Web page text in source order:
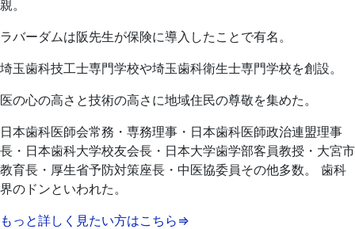
親。
ラバーダムは阪先生が保険に導入したことで有名。
埼玉歯科技工士専門学校や埼玉歯科衛生士専門学校を創設。
医の心の高さと技術の高さに地域住民の尊敬を集めた。
日本歯科医師会常務・専務理事・日本歯科医師政治連盟理事
長・日本歯科大学校友会長・日本大学歯学部客員教授・大宮市
教育長・厚生省予防対策座長・中医協委員その他多数。 歯科
界のドンといわれた。
もっと詳しく見たい方はこちら⇒